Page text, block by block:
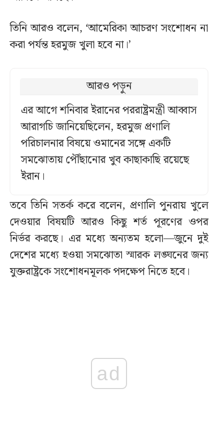
তিনি আরও বলেন, ‘আমেরিকা আচরণ সংশোধন না
করা পর্যন্ত হরমুজ খুলা হবে না।’
আরও পড়ুন
এর আগে শনিবার ইরানের পররাষ্ট্রমন্ত্রী আব্বাস
আরাগচি জানিয়েছিলেন, হরমুজ প্রণালি
পরিচালনার বিষয়ে ওমানের সঙ্গে একটি
সমঝোতায় পৌঁছানোর খুব কাছাকাছি রয়েছে
ইরান।
তবে তিনি সতর্ক করে বলেন, প্রণালি পুনরায় খুলে
দেওয়ার বিষয়টি আরও কিছু শর্ত পূরণের ওপর
নির্ভর করছে। এর মধ্যে অন্যতম হলো—জুনে দুই
দেশের মধ্যে হওয়া সমঝোতা স্মারক লঙ্ঘনের জন্য
যুক্তরাষ্ট্রকে সংশোধনমূলক পদক্ষেপ নিতে হবে।
ad